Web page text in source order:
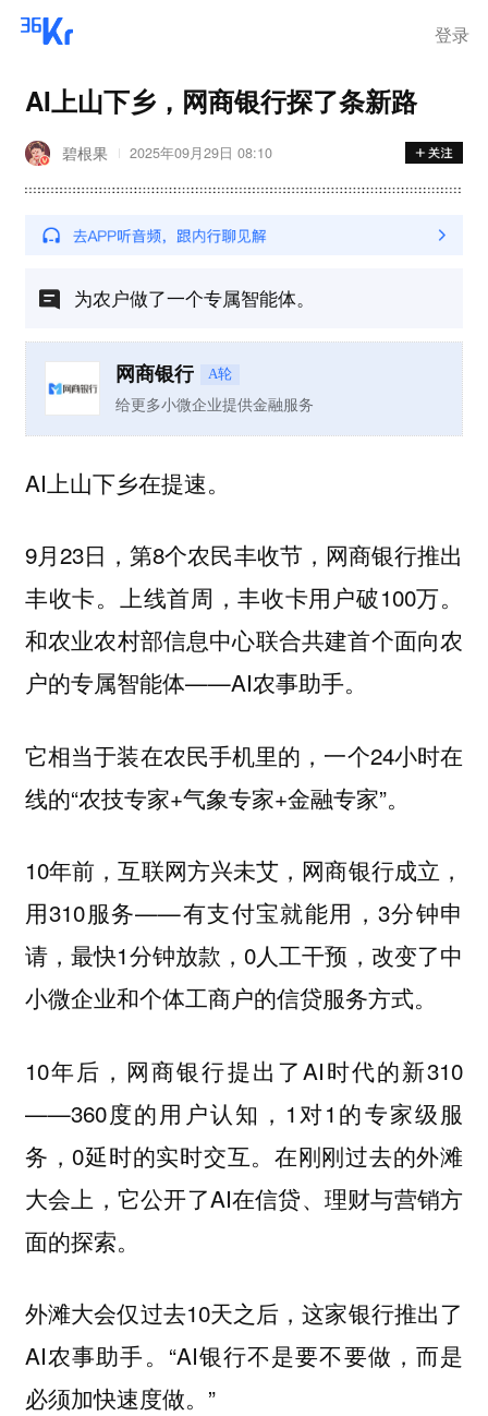
登录
AI上山下乡，网商银行探了条新路
碧根果 2025年09月29日 08:10
为农户做了一个专属智能体。
网商银行 A轮
给更多小微企业提供金融服务
AI上山下乡在提速。
9月23日，第8个农民丰收节，网商银行推出
丰收卡。上线首周，丰收卡用户破100万。
和农业农村部信息中心联合共建首个面向农
户的专属智能体——AI农事助手。
它相当于装在农民手机里的，一个24小时在
线的“农技专家+气象专家+金融专家”。
10年前，互联网方兴未艾，网商银行成立，
用310服务——有支付宝就能用，3分钟申
请，最快1分钟放款，0人工干预，改变了中
小微企业和个体工商户的信贷服务方式。
10年后，网商银行提出了AI时代的新310
——360度的用户认知，1对1的专家级服
务，0延时的实时交互。在刚刚过去的外滩
大会上，它公开了AI在信贷、理财与营销方
面的探索。
外滩大会仅过去10天之后，这家银行推出了
AI农事助手。“AI银行不是要不要做，而是
必须加快速度做。”